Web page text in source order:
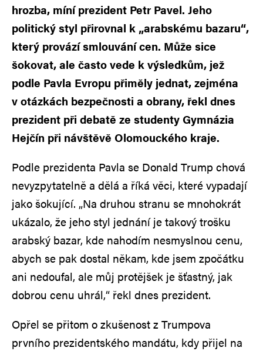
hrozba, míní prezident Petr Pavel. Jeho
politický styl přirovnal k „arabskému bazaru“,
který provází smlouvání cen. Může sice
šokovat, ale často vede k výsledkům, jež
podle Pavla Evropu přiměly jednat, zejména
v otázkách bezpečnosti a obrany, řekl dnes
prezident při debatě ze studenty Gymnázia
Hejčín při návštěvě Olomouckého kraje.
Podle prezidenta Pavla se Donald Trump chová
nevyzpytatelně a dělá a říká věci, které vypadají
jako šokující. „Na druhou stranu se mnohokrát
ukázalo, že jeho styl jednání je takový trošku
arabský bazar, kde nahodím nesmyslnou cenu,
abych se pak dostal někam, kde jsem zpočátku
ani nedoufal, ale můj protějšek je šťastný, jak
dobrou cenu uhrál,“ řekl dnes prezident.
Opřel se přitom o zkušenost z Trumpova
prvního prezidentského mandátu, kdy přijel na